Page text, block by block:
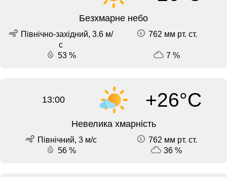
Безхмарне небо
Північно-західний, 3.6 м/
с
762 мм рт. ст.
53 % 7 %
13:00 +26°C
Невелика хмарність
Північний, 3 м/с
762 мм рт. ст.
56 %
36 %